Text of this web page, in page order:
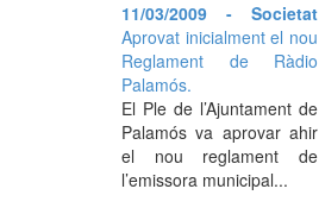
11/03/2009 - Societat
Aprovat inicialment el nou
Reglament de Ràdio
Palamós.
El Ple de l’Ajuntament de
Palamós va aprovar ahir
el nou reglament de
l’emissora municipal...